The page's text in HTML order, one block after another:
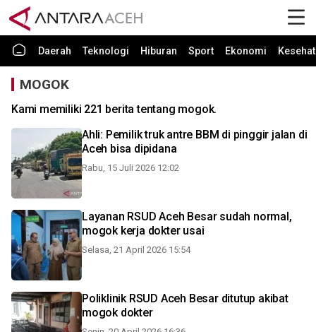
Daerah Teknologi Hiburan Sport Ekonomi
MOGOK
Kami memiliki 221 berita tentang mogok.
Ahli: Pemilik truk antre BBM di pinggir jalan di
Aceh bisa dipidana
Rabu, 15 Juli 2026 12:02
Layanan RSUD Aceh Besar sudah normal,
mogok kerja dokter usai
Selasa, 21 April 2026 15:54
Poliklinik RSUD Aceh Besar ditutup akibat
mogok dokter